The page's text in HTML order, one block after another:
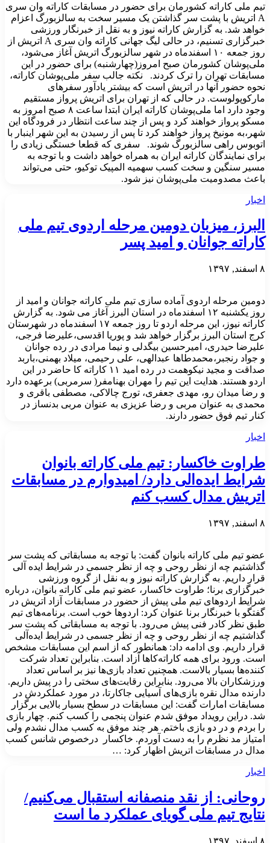
تیم ملی کاراته کشورمان برای حضور در مسابقات کاراته وان سری
A اتریش با پشت سر گذاشتن یک مسیر سخت به سالزبورگ اعزام
خواهد شد. به گزارش کاراته نیوز و به نقل از خبرنگار ورزشی
خبرگزاری تسنیم، در حالی لیگ جهانی کاراته وان سری A اتریش از
روز جمعه ۱۰ اسفندماه در شهر سالزبورگ اتریش آغاز می‌شود،
ملی‌پوشان کشورمان صبح امروز(چهارشنبه) برای حضور در این
مسابقات تهران را ترک کردند. نکته جالب سفر ملی‌پوشان کاراته،
نحوه حضور آنها در اتریش است که بیشتر یادآور سفرهای
مارکوپولوست. در حالی که از تهران برای اتریش پرواز مستقیم
وجود دارد اما ملی‌پوشان کاراته ایران ابتدا ساعت ۸ صبح امروز به
مسکو پرواز خواهند کرد و پس از چند ساعت انتظار در فرودگاه این
شهر،به مونیخ پرواز خواهند کرد تا پس از رسیدن به این شهر اینبار با
اتوبوس راهی سالزبورگ شوند. سفری که قطعا خستگی زیادی را
برای نمایندگان کاراته ایران به همراه خواهد داشت و با توجه به
مسیر سنگین و سخت کسب سهمیه المپیک توکیو، حتی می‌تواند
باعث مصدومیت ملی‌پوشان نیز شود.
اخبار
البرز، میزبان دومین مرحله اردوی تیم ملی
کاراته جوانان و امید پسر
۸ اسفند, ۱۳۹۷
دومین مرحله اردوی آماده سازی تیم ملی کاراته جوانان و امید از
روز یکشنبه ۱۲ اسفندماه در استان البرز آغاز می شود. به گزارش
کاراته نیوز، این مرحله اردو تا روز جمعه ۱۷ اسفندماه در شهرستان
کرج استان البرز برگزار خواهد شد و پوریا اقدسی،علیرضا فرجی،
علیرضا حیدری، امیرحسین بیگدلی و نیما مرادی در رده جوانان
و جواد رنجبر،محمدطاها عبدالهی، علی رحیمی، میلاد بهمنی،باربد
صداقت و مجید نیکوهمت در رده امید ۱۱ کاراته کا حاضر در این
اردو هستند. هدایت این تیم را مهران بهنامفر( سرمربی) برعهده دارد
و رضا میدان رو، مهدی جعفری، تورج چالاکی، مصطفی باقری و
محمدی به عنوان مربی و رضا عزیزی به عنوان مربی بدنساز در
کنار تیم فوق حضور دارند.
اخبار
طراوت خاکسار: تیم ملی کاراته بانوان
شرایط ایده‌الی دارد/ امیدوارم در مسابقات
اتریش مدال کسب کنم
۸ اسفند, ۱۳۹۷
عضو تیم ملی کاراته بانوان گفت: با توجه به مسابقاتی که پشت سر
گذاشتیم چه از نظر روحی و چه از نظر جسمی در شرایط ایده آلی
قرار داریم. به گزارش کاراته نیوز و به نقل از گروه ورزشی
خبرگزاری برنا؛ طراوت خاکسار، عضو تیم ملی کاراته بانوان، درباره
شرایط اردوهای تیم ملی پیش از حضور در مسابقات آزاد اتریش در
گفتگو با خبرنگار برنا عنوان کرد: اردوها خوب است. برنامه‌های تیم
طبق نظر کادر فنی پیش می‌رود. با توجه به مسابقاتی که پشت سر
گذاشتیم چه از نظر روحی و چه از نظر جسمی در شرایط ایده‌آلی
قرار داریم. وی ادامه داد: همانطور که از اسم این مسابقات مشخص
است. ورود برای همه کاراته‌کاها آزاد است. بنابراین تعداد شرکت
کننده‌ها بسیار بالاست. همچنین تعداد بازی‌ها نیز بر اساس تعداد
ورزشکاران بالا می‌رود. بنابراین رقابت‌های سختی را در پیش داریم.
دارنده مدال نقره بازی‌های آسیایی جاکارتا، در مورد عملکردش در
مسابقات امارات گفت: این مسابقات در سطح بسیار بالایی برگزار
شد. دراین رویداد موفق شدم عنوان پنجمی را کسب کنم. چهار بازی
را بردم و در دو بازی باختم. هر چند موفق به کسب مدال نشدم ولی
امتیاز مد نظرم را به دست آوردم. خاکسار درخصوص شانس کسب
مدال در مسابقات اتریش اظهار کرد: …
اخبار
روحانی: از نقد منصفانه استقبال می‌کنیم/
نتایج تیم ملی گویای عملکرد ما است
۸ اسفند, ۱۳۹۷